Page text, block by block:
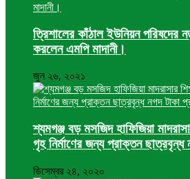
ত্রিশালের কাঁঠাল ইউনিয়ন
করলেন এমপি মাদানী।
জুন ২৬, ২০২১
শ্যমগঞ্জ বড় মসজিদ হাফিজিয়া
গৃহ নির্মাণের জন্য প্রাক্তন ছাত্রবৃন্ধ
ডিসেম্বর ২৪, ২০২০